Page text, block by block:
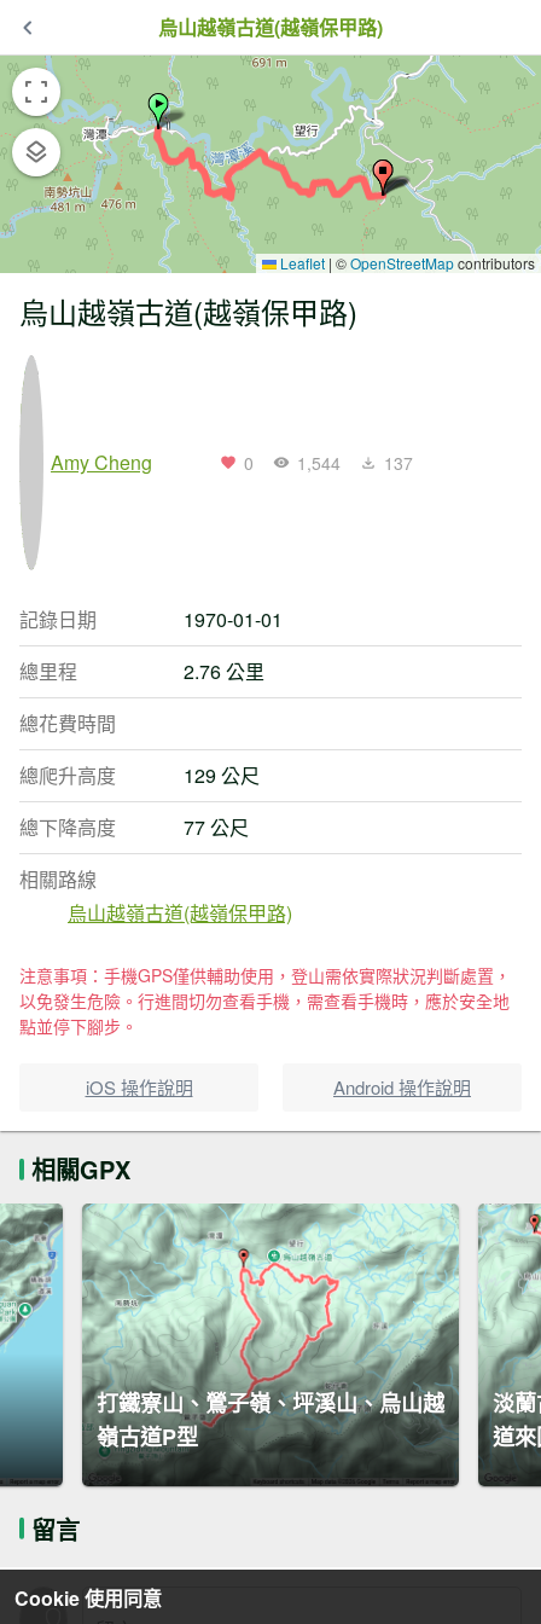
烏山越嶺古道(越嶺保甲路)
Leaflet | ©OpenStreetMapcontributors
烏山越嶺古道(越嶺保甲路)
Amy Cheng 0 1,544 137
記錄日期
1970-01-01
總里程
2.76 公里
總花費時間
總爬升高度
129 公尺
總下降高度
77 公尺
相關路線
烏山越嶺古道(越嶺保甲路)
注意事項：手機GPS僅供輔助使用，登山需依實際狀況判斷處置，
以免發生危險。行進間切勿查看手機，需查看手機時，應於安全地
點並停下腳步。
iOS 操作說明 Android 操作說明
相關GPX
打鐵寮山、鶯子嶺、坪溪山、烏山越
嶺古道P型
淡
道
留言
Cookie 使用同意